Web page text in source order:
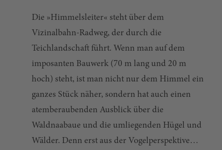
Die »Himmelsleiter« steht über dem
Vizinalbahn-Radweg, der durch die
Teichlandschaft führt. Wenn man auf dem
imposanten Bauwerk (70 m lang und 20 m
hoch) steht, ist man nicht nur dem Himmel ein
ganzes Stück näher, sondern hat auch einen
atemberaubenden Ausblick über die
Waldnaabaue und die umliegenden Hügel und
Wälder. Denn erst aus der Vogelperspektive